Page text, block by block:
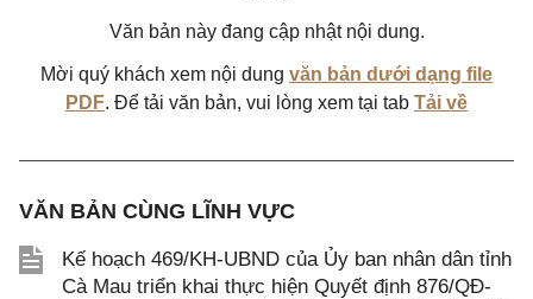
Văn bản này đang cập nhật nội dung.
Mời quý khách xem nội dung văn bản dưới dạng file
PDF. Để tải văn bản, vui lòng xem tại tab Tải về
VĂN BẢN CÙNG LĨNH VỰC
Kế hoạch 469/KH-UBND của Ủy ban nhân dân tỉnh
Cà Mau triển khai thực hiện Quyết định 876/QĐ-